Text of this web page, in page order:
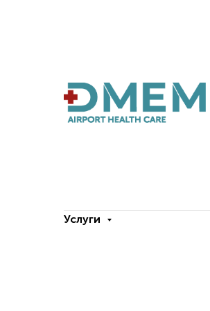
Услуги